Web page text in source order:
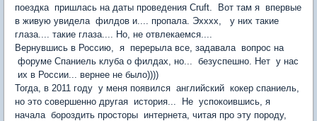
поездка пришлась на даты проведения Cruft. Вот там я впервые
в живую увидела филдов и.... пропала. Эхххх, у них такие
глаза.... такие глаза.... Но, не отвлекаемся....
Вернувшись в Россию, я перерыла все, задавала вопрос на
форуме Спаниель клуба о филдах, но... безуспешно. Нет у нас
их в России... вернее не было))))
Тогда, в 2011 году у меня появился английский кокер спаниель,
но это совершенно другая история... Не успокоившись, я
начала бороздить просторы интернета, читая про эту породу,